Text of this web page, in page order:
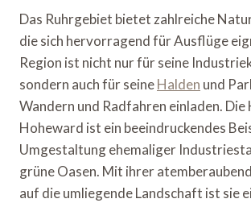
Das Ruhrgebiet bietet zahlreiche
die sich hervorragend für Ausflüge
Region ist nicht nur für seine
sondern auch für seineHalden und
Wandern und Radfahren einladen. Die
Hoheward ist ein beeindruckendes
Umgestaltung ehemaliger
grüne Oasen. Mit ihrer
auf die umliegende Landschaft ist sie